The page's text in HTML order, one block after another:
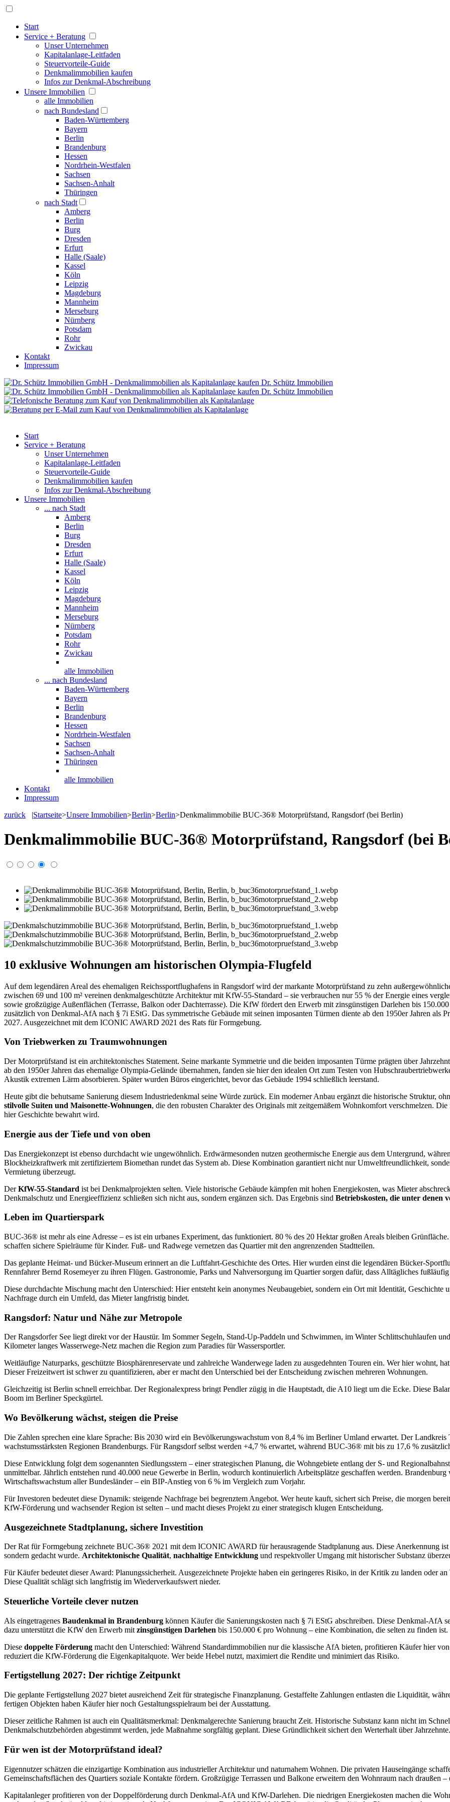
Start
Service + Beratung
Unser Unternehmen
Kapitalanlage-Leitfaden
Steuervorteile-Guide
Denkmalimmobilien kaufen
Infos zur Denkmal-Abschreibung
Unsere Immobilien
alle Immobilien
nach Bundesland
Baden-Württemberg
Bayern
Berlin
Brandenburg
Hessen
Nordrhein-Westfalen
Sachsen
Sachsen-Anhalt
Thüringen
nach Stadt
Amberg
Berlin
Burg
Dresden
Erfurt
Halle (Saale)
Kassel
Köln
Leipzig
Magdeburg
Mannheim
Merseburg
Nürnberg
Potsdam
Rohr
Zwickau
Kontakt
Impressum
Dr. Schütz Immobilien
Dr. Schütz Immobilien
Start
Service + Beratung
Unser Unternehmen
Kapitalanlage-Leitfaden
Steuervorteile-Guide
Denkmalimmobilien kaufen
Infos zur Denkmal-Abschreibung
Unsere Immobilien
... nach Stadt
Amberg
Berlin
Burg
Dresden
Erfurt
Halle (Saale)
Kassel
Köln
Leipzig
Magdeburg
Mannheim
Merseburg
Nürnberg
Potsdam
Rohr
Zwickau
alle Immobilien
... nach Bundesland
Baden-Württemberg
Bayern
Berlin
Brandenburg
Hessen
Nordrhein-Westfalen
Sachsen
Sachsen-Anhalt
Thüringen
alle Immobilien
Kontakt
Impressum
zurück |Startseite>Unsere Immobilien>Berlin>Berlin>Denkmalimmobilie BUC-36® Motorprüfstand, Rangsdorf (bei Berlin)
Denkmalimmobilie BUC-36® Motorprüfstand, Rangsdorf (bei
10 exklusive Wohnungen am historischen Olympia-Flugfeld
Auf dem legendären Areal des ehemaligen Reichssportflughafens in Rangsdorf wird der markante Motorprüfstand zu zehn
zwischen 69 und 100 m² vereinen denkmalgeschützte Architektur mit KfW-55-Standard – sie verbrauchen nur 55 % der Energie eines
sowie großzügige Außenflächen (Terrasse, Balkon oder Dachterrasse). Die KfW fördert den Erwerb mit zinsgünstigen Darlehen bis
zusätzlich von Denkmal-AfA nach § 7i EStG. Das symmetrische Gebäude mit seinen imposanten Türmen diente ab den 1950er Jahren als
2027. Ausgezeichnet mit dem ICONIC AWARD 2021 des Rats für Formgebung.
Von Triebwerken zu Traumwohnungen
Der Motorprüfstand ist ein architektonisches Statement. Seine markante Symmetrie und die beiden imposanten Türme prägten über
ab den 1950er Jahren das ehemalige Olympia-Gelände übernahmen, fanden sie hier den idealen Ort zum Testen von
Akustik extremen Lärm absorbieren. Später wurden Büros eingerichtet, bevor das Gebäude 1994 schließlich leerstand.
Heute gibt die behutsame Sanierung diesem Industriedenkmal seine Würde zurück. Ein moderner Anbau ergänzt die historische Struktur,
stilvolle Suiten und Maisonette-Wohnungen, die den robusten Charakter des Originals mit zeitgemäßem Wohnkomfort verschmelzen.
hier Geschichte bewahrt wird.
Energie aus der Tiefe und von oben
Das Energiekonzept ist ebenso durchdacht wie ungewöhnlich. Erdwärmesonden nutzen geothermische Energie aus dem Untergrund,
Blockheizkraftwerk mit zertifiziertem Biomethan rundet das System ab. Diese Kombination garantiert nicht nur Umweltfreundlichkeit,
Vermietung überzeugt.
DerKfW-55-Standard ist bei Denkmalprojekten selten. Viele historische Gebäude kämpfen mit hohen Energiekosten, was Mieter
Denkmalschutz und Energieeffizienz schließen sich nicht aus, sondern ergänzen sich. Das Ergebnis sind Betriebskosten, die unter denen
Leben im Quartierspark
BUC-36® ist mehr als eine Adresse – es ist ein urbanes Experiment, das funktioniert. 80 % des 20 Hektar großen Areals bleiben
schaffen sichere Spielräume für Kinder. Fuß- und Radwege vernetzen das Quartier mit den angrenzenden Stadtteilen.
Das geplante Heimat- und Bücker-Museum erinnert an die Luftfahrt-Geschichte des Ortes. Hier wurden einst die legendären Bücker-
Rennfahrer Bernd Rosemeyer zu ihren Flügen. Gastronomie, Parks und Nahversorgung im Quartier sorgen dafür, dass Alltägliches
Diese durchdachte Mischung macht den Unterschied: Hier entsteht kein anonymes Neubaugebiet, sondern ein Ort mit Identität, Geschichte
Nachfrage durch ein Umfeld, das Mieter langfristig bindet.
Rangsdorf: Natur und Nähe zur Metropole
Der Rangsdorfer See liegt direkt vor der Haustür. Im Sommer Segeln, Stand-Up-Paddeln und Schwimmen, im Winter Schlittschuhlaufen
Kilometer langes Wasserwege-Netz machen die Region zum Paradies für Wassersportler.
Weitläufige Naturparks, geschützte Biosphärenreservate und zahlreiche Wanderwege laden zu ausgedehnten Touren ein. Wer hier wohnt,
Dieser Freizeitwert ist schwer zu quantifizieren, aber er macht den Unterschied bei der Entscheidung zwischen mehreren Wohnungen.
Gleichzeitig ist Berlin schnell erreichbar. Der Regionalexpress bringt Pendler zügig in die Hauptstadt, die A10 liegt um die Ecke. Diese
Boom im Berliner Speckgürtel.
Wo Bevölkerung wächst, steigen die Preise
Die Zahlen sprechen eine klare Sprache: Bis 2030 wird ein Bevölkerungswachstum von 8,4 % im Berliner Umland erwartet. Der
wachstumsstärksten Regionen Brandenburgs. Für Rangsdorf selbst werden +4,7 % erwartet, während BUC-36® mit bis zu 17,6 %
Diese Entwicklung folgt dem sogenannten Siedlungsstern – einer strategischen Planung, die Wohngebiete entlang der S- und
unmittelbar. Jährlich entstehen rund 40.000 neue Gewerbe in Berlin, wodurch kontinuierlich Arbeitsplätze geschaffen werden. Brandenburg
Wirtschaftswachstum aller Bundesländer – ein BIP-Anstieg von 6 % im Vergleich zum Vorjahr.
Für Investoren bedeutet diese Dynamik: steigende Nachfrage bei begrenztem Angebot. Wer heute kauft, sichert sich Preise, die morgen
KfW-Förderung und wachsender Region ist selten – und macht dieses Projekt zu einer strategisch klugen Entscheidung.
Ausgezeichnete Stadtplanung, sichere Investition
Der Rat für Formgebung zeichnete BUC-36® 2021 mit dem ICONIC AWARD für herausragende Stadtplanung aus. Diese Anerkennung ist
sondern gedacht wurde. Architektonische Qualität, nachhaltige Entwicklung und respektvoller Umgang mit historischer Substanz
Für Käufer bedeutet dieser Award: Planungssicherheit. Ausgezeichnete Projekte haben ein geringeres Risiko, in der Kritik zu landen oder
Diese Qualität schlägt sich langfristig im Wiederverkaufswert nieder.
Steuerliche Vorteile clever nutzen
Als eingetragenes Baudenkmal in Brandenburg können Käufer die Sanierungskosten nach § 7i EStG abschreiben. Diese Denkmal-AfA
dazu unterstützt die KfW den Erwerb mit zinsgünstigen Darlehen bis 150.000 € pro Wohnung – eine Kombination, die selten zu finden ist.
Diese doppelte Förderung macht den Unterschied: Während Standardimmobilien nur die klassische AfA bieten, profitieren Käufer hier
reduziert die KfW-Förderung die Eigenkapitalquote. Wer beide Hebel nutzt, maximiert die Rendite und minimiert das Risiko.
Fertigstellung 2027: Der richtige Zeitpunkt
Die geplante Fertigstellung 2027 bietet ausreichend Zeit für strategische Finanzplanung. Gestaffelte Zahlungen entlasten die Liquidität,
fertigen Objekten haben Käufer hier noch Gestaltungsspielraum bei der Ausstattung.
Dieser zeitliche Rahmen ist auch ein Qualitätsmerkmal: Denkmalgerechte Sanierung braucht Zeit. Historische Substanz kann nicht im
Denkmalschutzbehörden abgestimmt werden, jede Maßnahme sorgfältig geplant. Diese Gründlichkeit sichert den Werterhalt über Jahrzehnte.
Für wen ist der Motorprüfstand ideal?
Eigennutzer schätzen die einzigartige Kombination aus industrieller Architektur und naturnahem Wohnen. Die privaten Hauseingänge
Gemeinschaftsflächen des Quartiers soziale Kontakte fördern. Großzügige Terrassen und Balkone erweitern den Wohnraum nach draußen
Kapitalanleger profitieren von der Doppelförderung durch Denkmal-AfA und KfW-Darlehen. Die niedrigen Energiekosten machen die